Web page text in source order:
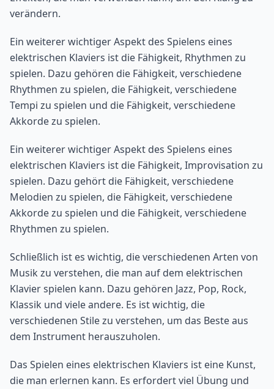
verändern.
Ein weiterer wichtiger Aspekt des Spielens eines
elektrischen Klaviers ist die Fähigkeit, Rhythmen zu
spielen. Dazu gehören die Fähigkeit, verschiedene
Rhythmen zu spielen, die Fähigkeit, verschiedene
Tempi zu spielen und die Fähigkeit, verschiedene
Akkorde zu spielen.
Ein weiterer wichtiger Aspekt des Spielens eines
elektrischen Klaviers ist die Fähigkeit, Improvisation zu
spielen. Dazu gehört die Fähigkeit, verschiedene
Melodien zu spielen, die Fähigkeit, verschiedene
Akkorde zu spielen und die Fähigkeit, verschiedene
Rhythmen zu spielen.
Schließlich ist es wichtig, die verschiedenen Arten von
Musik zu verstehen, die man auf dem elektrischen
Klavier spielen kann. Dazu gehören Jazz, Pop, Rock,
Klassik und viele andere. Es ist wichtig, die
verschiedenen Stile zu verstehen, um das Beste aus
dem Instrument herauszuholen.
Das Spielen eines elektrischen Klaviers ist eine Kunst,
die man erlernen kann. Es erfordert viel Übung und